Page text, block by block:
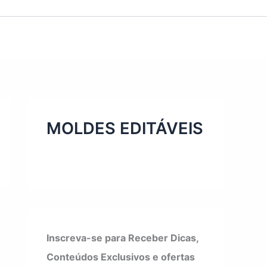
MOLDES EDITÁVEIS
Inscreva-se para Receber Dicas,
Conteúdos Exclusivos e ofertas